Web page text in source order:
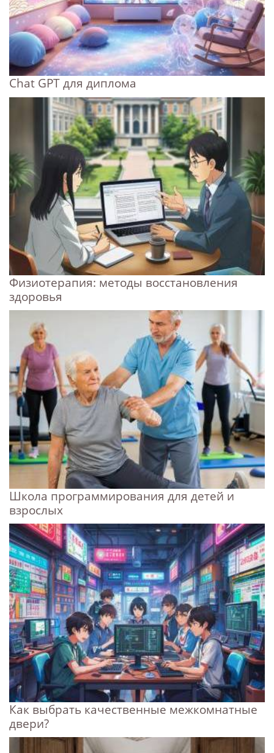
Chat GPT для диплома
Физиотерапия: методы восстановления
здоровья
Школа программирования для детей и
взрослых
Как выбрать качественные межкомнатные
двери?